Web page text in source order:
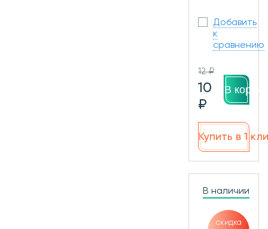
Добавить
к
сравнению
12 ₽
10
₽
В
Купить в 1
В наличии
скидка